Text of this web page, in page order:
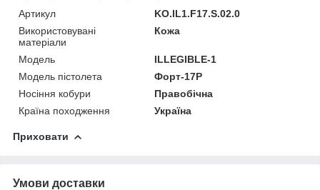
Артикул
KO.IL1.F17.S.02.0
Використовувані
матеріали
Кожа
Мoдель
ILLEGIBLE-1
Модель пістолета
Форт-17Р
Носіння кобури
Правобічна
Країна походження
Україна
Приховати
Умови доставки